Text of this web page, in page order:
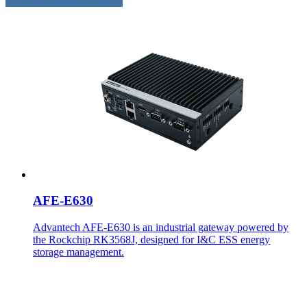
AFE-E630
Advantech AFE-E630 is an industrial gateway powered by
the Rockchip RK3568J, designed for I&C ESS energy
storage management.